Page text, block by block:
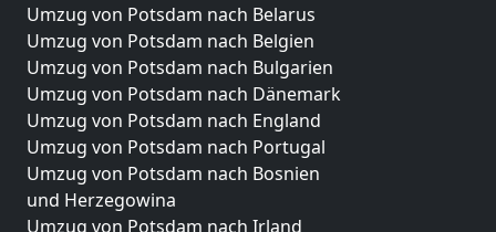
Umzug von Potsdam nach Belarus
Umzug von Potsdam nach Belgien
Umzug von Potsdam nach Bulgarien
Umzug von Potsdam nach Dänemark
Umzug von Potsdam nach England
Umzug von Potsdam nach Portugal
Umzug von Potsdam nach Bosnien
und Herzegowina
Umzug von Potsdam nach Irland